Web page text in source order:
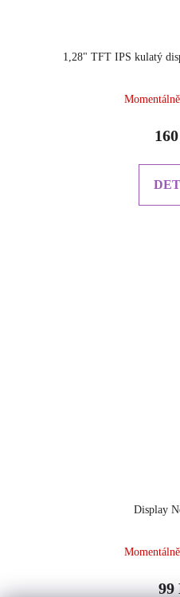
1,28" TFT IPS kulatý
Display
99